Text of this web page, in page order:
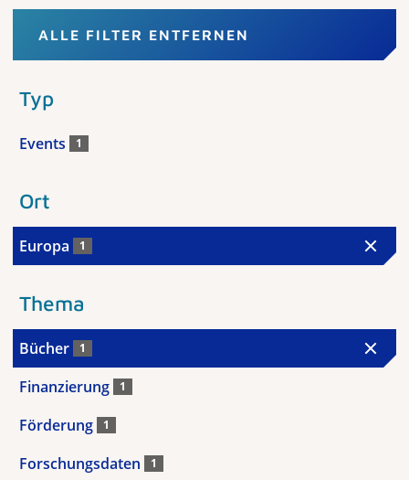
ALLE FILTER ENTFERNEN
Typ
Events 1
Ort
Europa 1
Thema
Bücher 1
Finanzierung 1
Förderung 1
Forschungsdaten 1